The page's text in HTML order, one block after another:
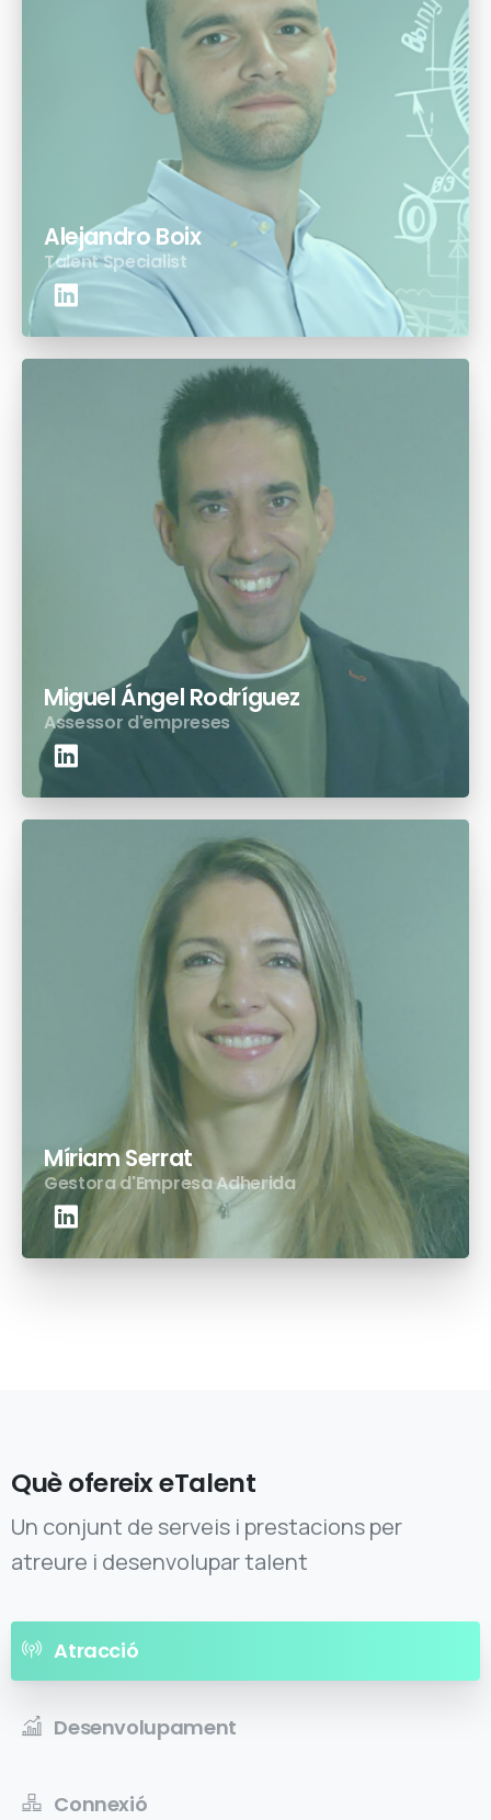
Alejandro Boix
Talent Specialist
Miguel Ángel Rodríguez
Assessor d'empreses
Míriam Serrat
Gestora d'Empresa Adherida
Què ofereix eTalent
Un conjunt de serveis i prestacions per
atreure i desenvolupar talent
Atracció
Desenvolupament
Connexió